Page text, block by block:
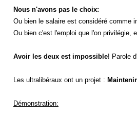
Nous n'avons pas le choix:
Ou bien le salaire est considéré comme
Ou bien c'est l'emploi que l'on privilégie,
Avoir les deux est impossible! Parole
Les ultralibéraux ont un projet :
Démonstration: